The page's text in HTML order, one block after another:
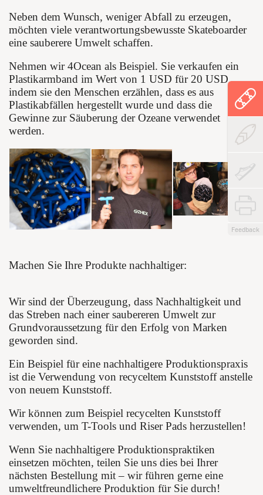
Feedback
Neben dem Wunsch, weniger Abfall zu erzeugen,
möchten viele verantwortungsbewusste Skateboarder
eine sauberere Umwelt schaffen.
Nehmen wir 4Ocean als Beispiel. Sie verkaufen ein
Plastikarmband im Wert von 1 USD für 20 USD,
indem sie den Menschen erzählen, dass es aus
Plastikabfällen hergestellt wurde und dass die
Gewinne zur Säuberung der Ozeane verwendet
werden.
Machen Sie Ihre Produkte nachhaltiger:
Wir sind der Überzeugung, dass Nachhaltigkeit und
das Streben nach einer saubereren Umwelt zur
Grundvoraussetzung für den Erfolg von Marken
geworden sind.
Ein Beispiel für eine nachhaltigere Produktionspraxis
ist die Verwendung von recyceltem Kunststoff anstelle
von neuem Kunststoff.
Wir können zum Beispiel recycelten Kunststoff
verwenden, um T-Tools und Riser Pads herzustellen!
Wenn Sie nachhaltigere Produktionspraktiken
einsetzen möchten, teilen Sie uns dies bei Ihrer
nächsten Bestellung mit – wir führen gerne eine
umweltfreundlichere Produktion für Sie durch!